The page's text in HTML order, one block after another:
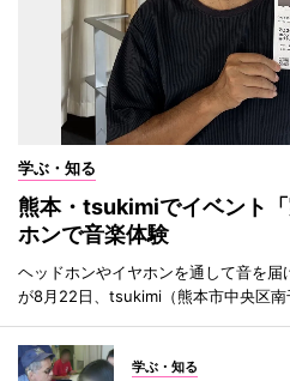
学ぶ・知る
熊本・tsukimiでイベント
ホンで音楽体験
ヘッドホンやイヤホンを通して音を届
が8月22日、tsukimi（熊本市中央区南
学ぶ・知る